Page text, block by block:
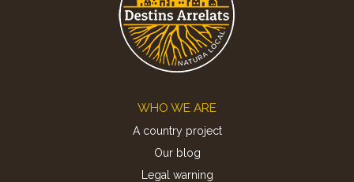
WHO WE ARE
A country project
Our blog
Legal warning